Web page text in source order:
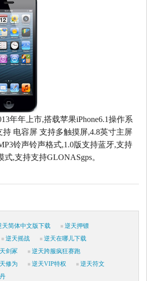
年年上市,搭载苹果iPhone6.1操作系
电容屏 支持多触摸屏,4.8英寸主屏
铃声铃声格式,1.0版支持蓝牙,支持
,支持支持GLONASgps。
天简体中文版下载
逆天押镖
逆天摇战
逆天在哪儿下载
剑冢
逆天跨服疯狂赛跑
修为 逆天VIP特权
逆天符文